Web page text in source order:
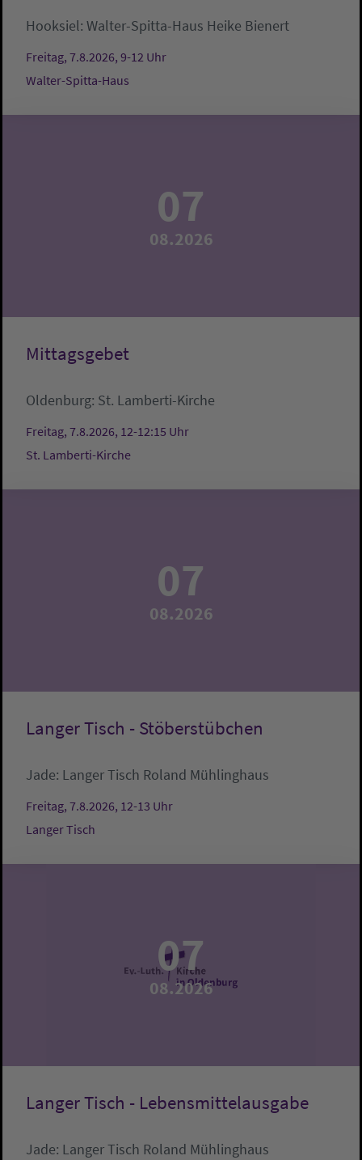
Hooksiel: Walter-Spitta-Haus Heike Bienert
Freitag, 7.8.2026, 9-12 Uhr
Walter-Spitta-Haus
07
08.2026
Mittagsgebet
Oldenburg: St. Lamberti-Kirche
Freitag, 7.8.2026, 12-12:15 Uhr
St. Lamberti-Kirche
07
08.2026
Langer Tisch - Stöberstübchen
Jade: Langer Tisch Roland Mühlinghaus
Freitag, 7.8.2026, 12-13 Uhr
Langer Tisch
07
08.2026
Langer Tisch - Lebensmittelausgabe
Jade: Langer Tisch Roland Mühlinghaus